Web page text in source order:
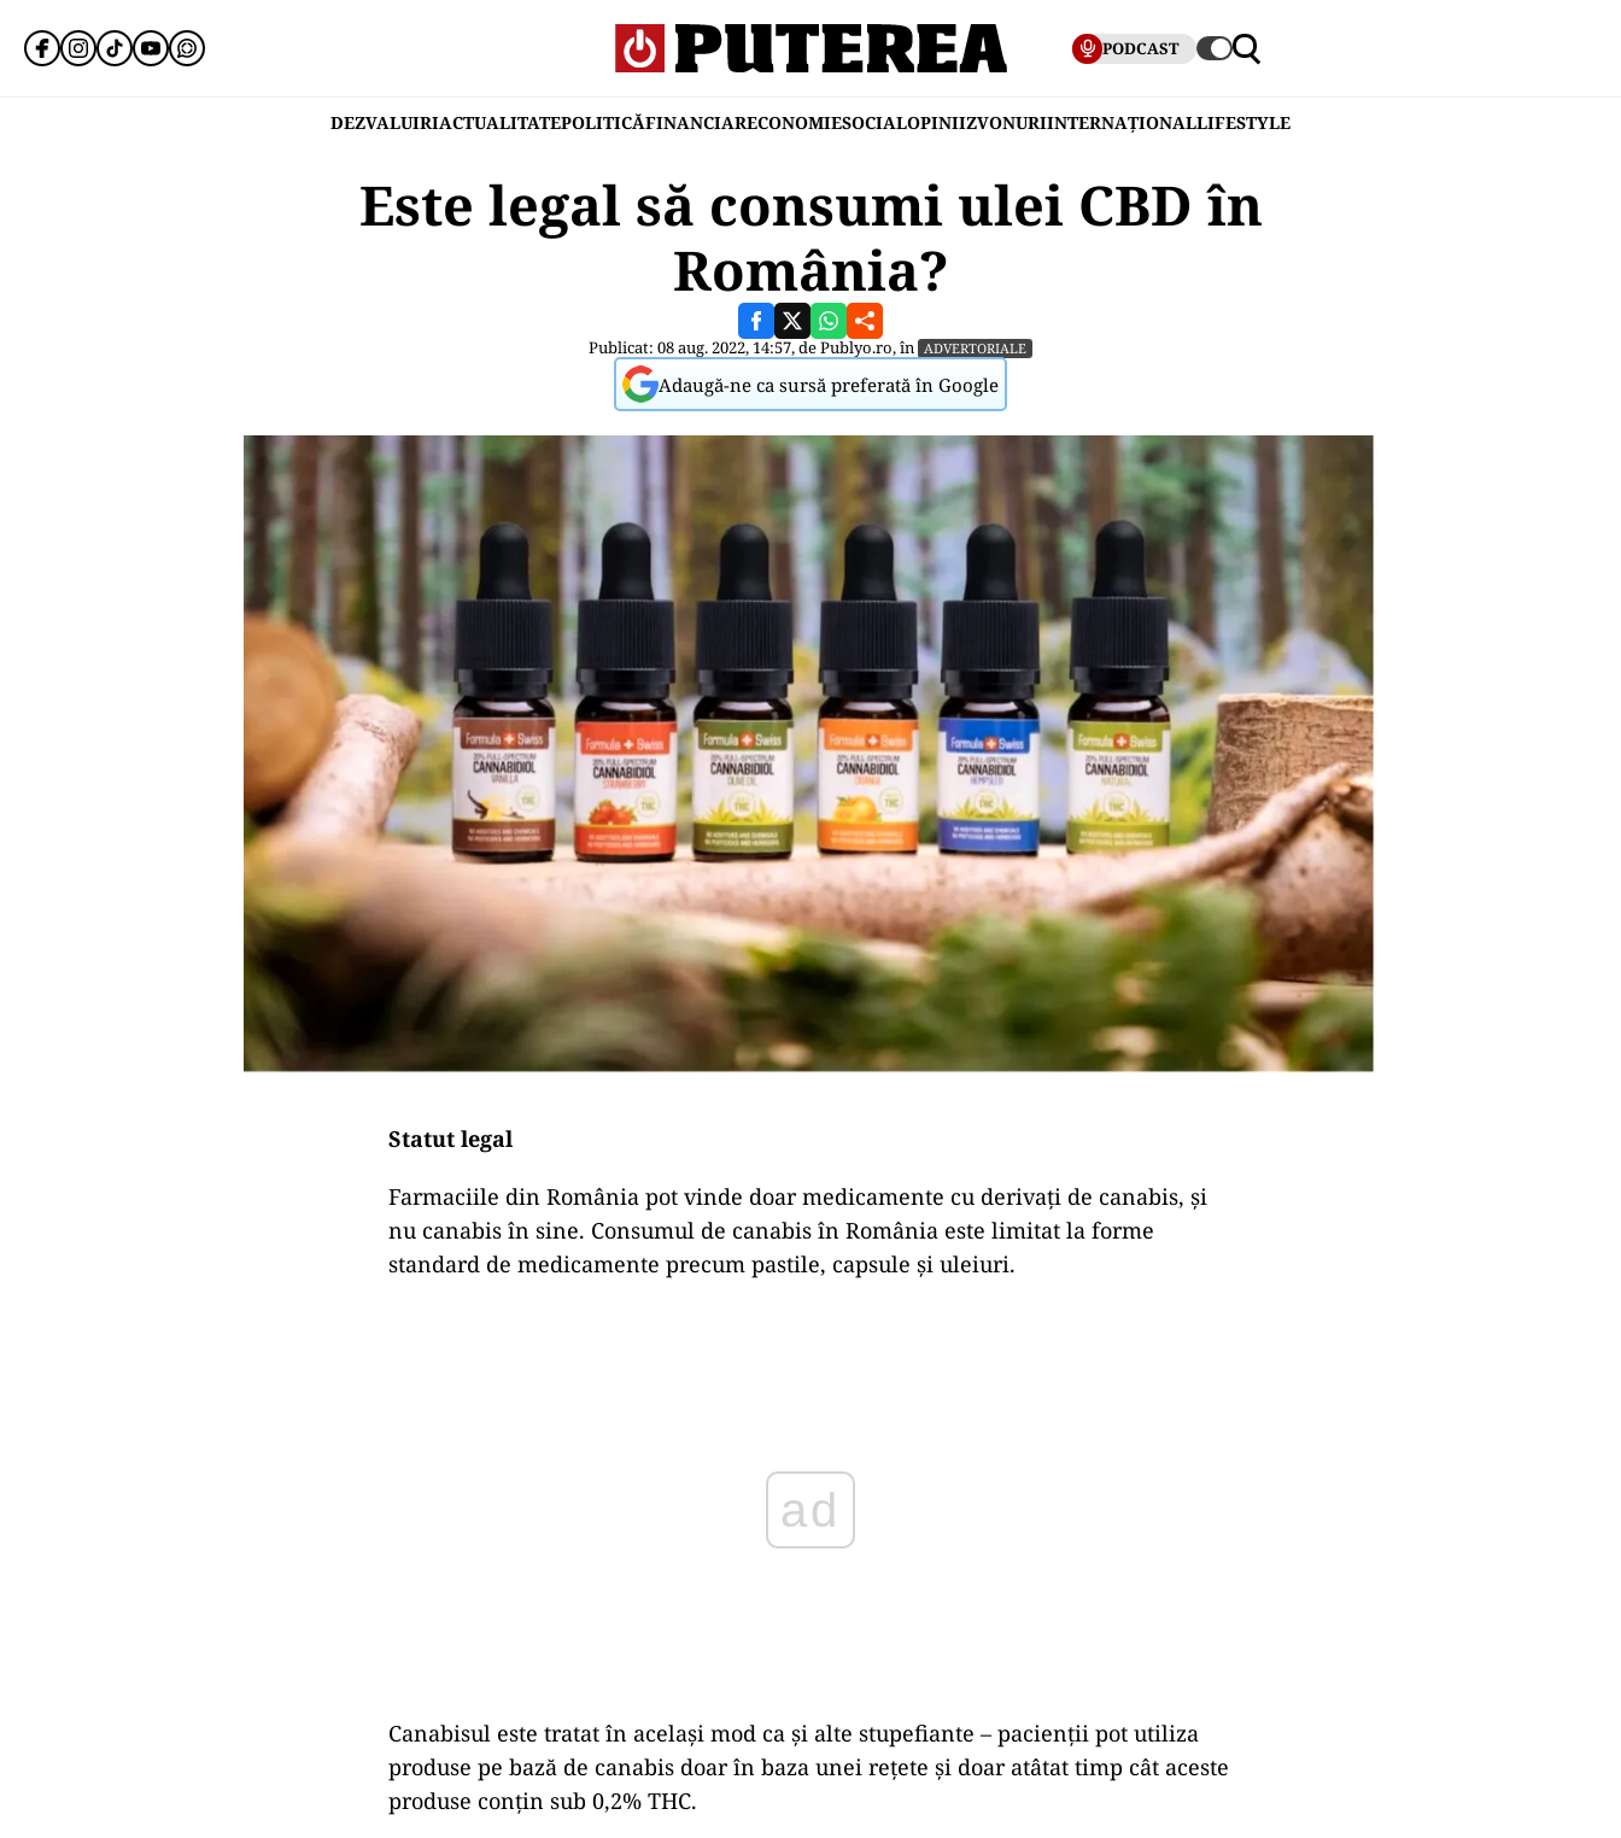
PODCAST
DEZVALUIRIACTUALITATEPOLITICĂFINANCIARECONOMIESOCIALOPINIIZVONURIINTERNAȚIONALLIFESTYLE
Este legal să consumi ulei CBD în
România?
Publicat: 08 aug. 2022, 14:57, dePublyo.ro, în ADVERTORIALE
Adaugă-ne ca sursă preferată în Google
Statut legal
Farmaciile din România pot vinde doar medicamente cu derivați de canabis, și
nu canabis în sine. Consumul de canabis în România este limitat la forme
standard de medicamente precum pastile, capsule și uleiuri.
Canabisul este tratat în același mod ca și alte stupefiante – pacienții pot utiliza
produse pe bază de canabis doar în baza unei rețete și doar atâtat timp cât aceste
produse conțin sub 0,2% THC.